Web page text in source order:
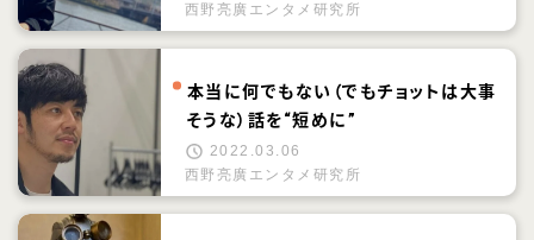
西野亮廣エンタメ研究所
本当に何でもない（でもチョットは大事
そうな）話を“短めに”
2022.03.06
西野亮廣エンタメ研究所